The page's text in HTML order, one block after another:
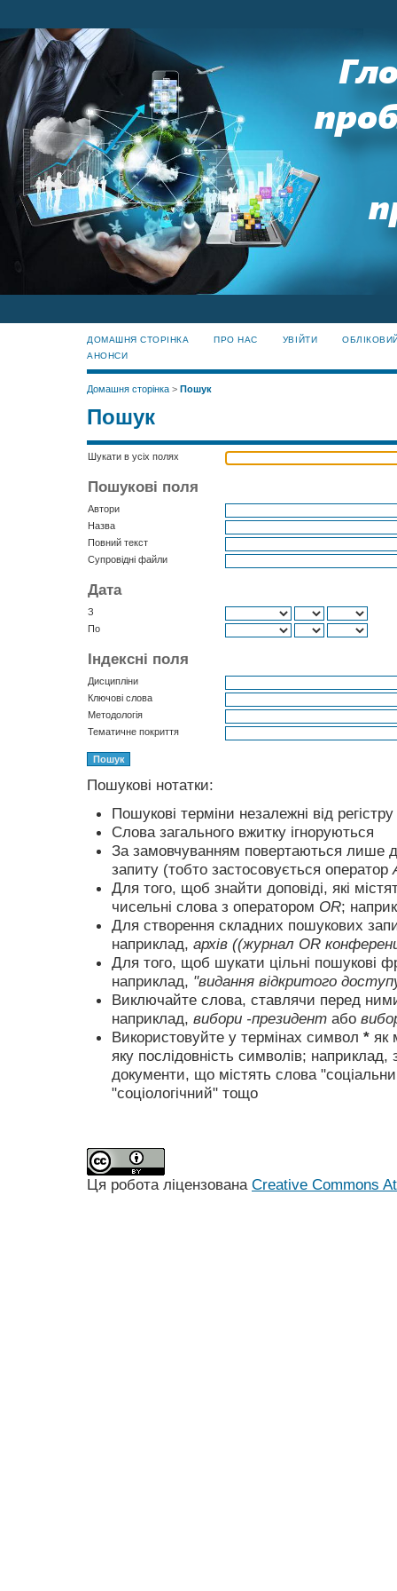
ДОМАШНЯ СТОРІНКА ПРО НАС УВІЙТИ
АНОНСИ
Домашня сторінка > Пошук
Пошук
Шукати в усіх полях
Пошукові поля
Автори
Назва
Повний текст
Супровідні файли
Дата
З
По
Індексні поля
Дисципліни
Ключові слова
Методологія
Тематичне покриття
Пошукові нотатки:
Пошукові терміни незалежні від регістру
Слова загального вжитку ігноруються
За замовчуванням повертаються лише
запиту (тобто застосовується оператор
Для того, щоб знайти доповіді, які
чисельні слова з оператором OR;
Для створення складних пошукових
наприклад, архів ((журнал OR
Для того, щоб шукати цільні пошукові
наприклад, "видання відкритого
Виключайте слова, ставлячи перед
наприклад, вибори -президент або
Використовуйте у термінах символ * як
яку послідовність символів;
документи, що містять слова
"соціологічний" тощо
Ця робота ліцензована Creative Commons